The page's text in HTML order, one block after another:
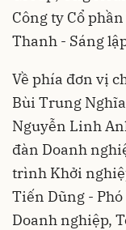
Công ty Cổ
Thanh - Sáng
Về phía đơn vị
Bùi Trung
Nguyễn Linh
đàn Doanh
trình Khởi
Tiến Dũng -
Doanh nghiệp,